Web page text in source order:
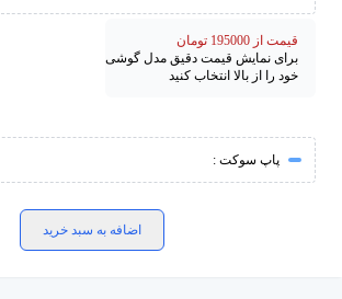
قیمت از 195000 تومان
برای نمایش قیمت دقیق مدل گوشی
خود را از بالا انتخاب کنید
پاپ سوکت :
اضافه به سبد خرید